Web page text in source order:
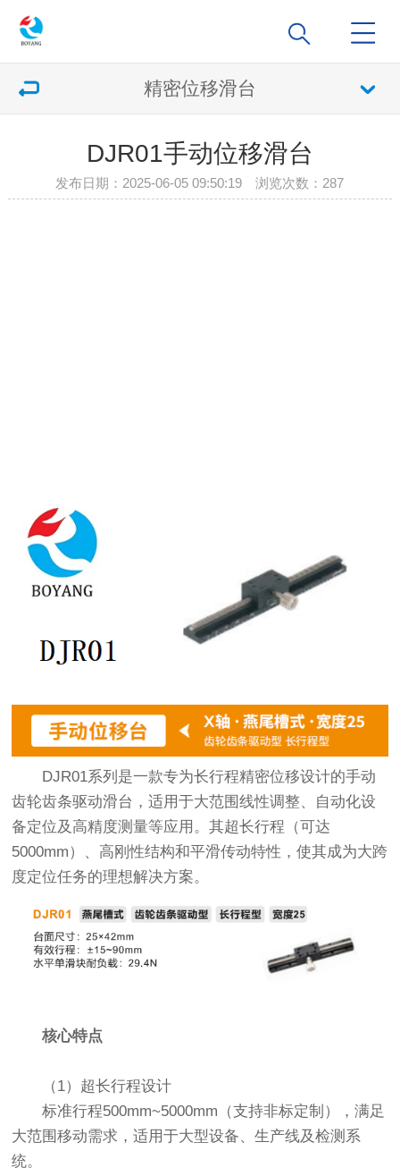
精密位移滑台
DJR01手动位移滑台
发布日期：2025-06-05 09:50:19 浏览次数： 287
DJR01系列是一款专为长行程精密位移设计的手动
齿轮齿条驱动滑台，适用于大范围线性调整、自动化设
备定位及高精度测量等应用。其超长行程（可达
5000mm）、高刚性结构和平滑传动特性，使其成为大跨
度定位任务的理想解决方案。
核心特点
（1）超长行程设计
标准行程500mm~5000mm（支持非标定制），满足
大范围移动需求，适用于大型设备、生产线及检测系
统。